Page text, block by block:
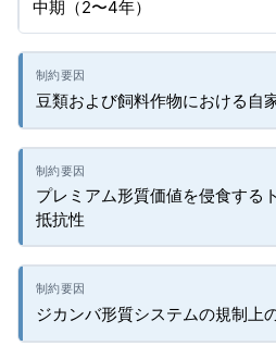
中期（2〜4年）
豆類および飼料作物における自
プレミアム形質価値を侵食する
抵抗性
ジカンバ形質システムの規制上